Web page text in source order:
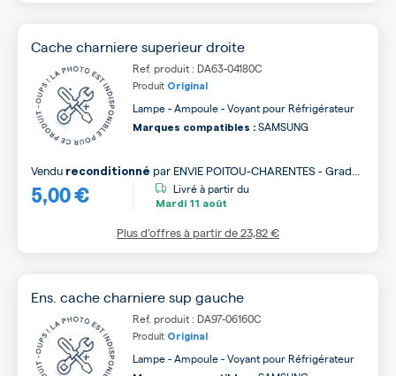
Cache charniere superieur droite
Ref. produit : DA63-04180C
Produit Original
Lampe - Ampoule - Voyant pour Réfrigérateur
Marques compatibles : SAMSUNG
5,00 €
Vendu reconditionné par ENVIE POITOU-CHARENTES - Grade
B
Livré à partir du
Mardi 11 août
Plus d’offres à partir de23,82 €
Ens. cache charniere sup gauche
Ref. produit : DA97-06160C
Produit Original
Lampe - Ampoule - Voyant pour Réfrigérateur